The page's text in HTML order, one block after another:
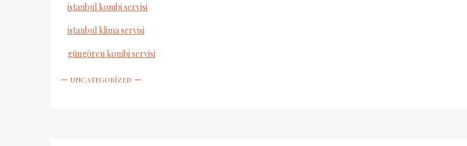
istanbul kombi servisi
istanbul klima servisi
güngören kombi servisi
UNCATEGORIZED